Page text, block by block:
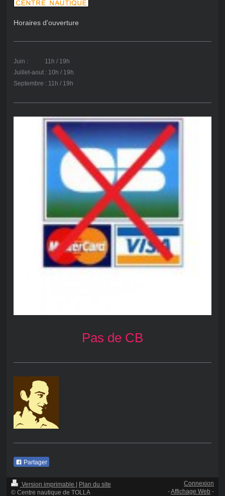
Horaires d'ouverture
Juin : 11h / 19h
Juillet-aout : 10h / 19h
Septembre : 11h / 19h
Pas de CB
Partager
Version imprimable
Plan du site
© Centre nautique de TOLLA
Connexion
-Affichage Web -